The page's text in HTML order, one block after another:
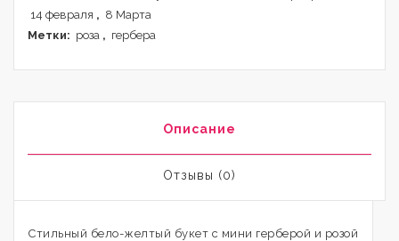
14 февраля , 8 Марта
Метки: роза , гербера
Описание
Отзывы (0)
Стильный бело-желтый букет с мини герберой и розой